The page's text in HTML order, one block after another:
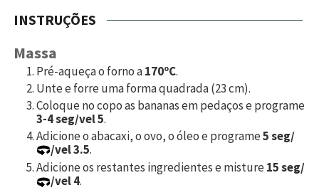
INSTRUÇÕES
Massa
Pré-aqueça o forno a170ºC.
Unte e forre uma forma quadrada (23 cm).
Coloque no copo as bananas em pedaços e programe
3-4 seg/vel 5.
Adicione o abacaxi, o ovo, o óleo e programe5 seg/
/vel 3.5.
Adicione os restantes ingredientes e misture15 seg/
/vel 4.